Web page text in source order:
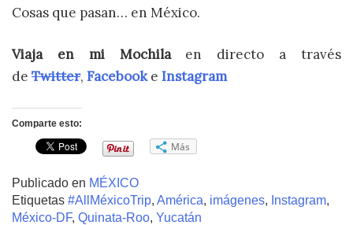
Cosas que pasan… en México.
Viaja en mi Mochilaen directo a través
de Twitter, Facebook e Instagram
Comparte esto:
Más
Publicado en MÉXICO
Etiquetas #AllMéxicoTrip, América, imágenes, Instagram,
México-DF, Quinata-Roo, Yucatán